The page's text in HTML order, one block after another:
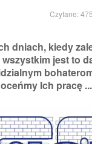
Czytane:
dniach, kiedy
jest to
Ich pracę ...